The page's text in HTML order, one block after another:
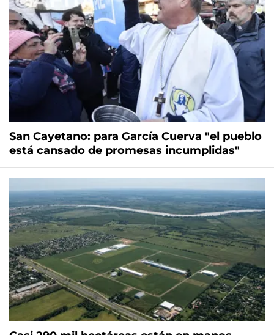
San Cayetano: para García Cuerva "el pueblo
está cansado de promesas incumplidas"